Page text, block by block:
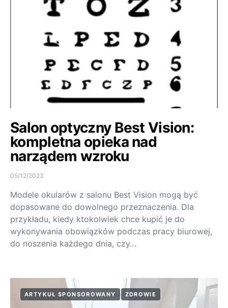
Salon optyczny Best Vision:
kompletna opieka nad
narządem wzroku
05/12/2023
Modele okularów z salonu Best Vision mogą być
dopasowane do dowolnego przeznaczenia. Dla
przykładu, kiedy ktokolwiek chce kupić je do
wykonywania obowiązków podczas pracy biurowej,
do noszenia każdego dnia, czy…
ARTYKUŁ SPONSOROWANY ZDROWIE